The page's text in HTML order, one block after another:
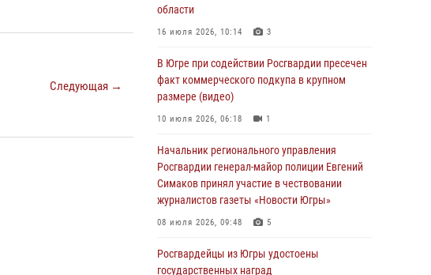
Следующая →
05 августа 2026, 12:01
посвященных дню рождения генерала армии
Ивана Яковлева
05 августа 2026, 11:31
ГИБДД в выявлении нарушителей ПДД
05 августа 2026, 11:14
В Югре сотрудники вневедомственной
охраны Росгвардии пресекли более 100
неделю
области
16 июля 2026, 10:14 3
В Югре при содействии Росгвардии пресечен
факт коммерческого подкупа в крупном
размере (видео)
10 июля 2026, 06:18 1
Начальник регионального управления
Росгвардии генерал-майор полиции Евгений
Симаков принял участие в чествовании
журналистов газеты «Новости Югры»
08 июля 2026, 09:48 5
Росгвардейцы из Югры удостоены
государственных наград